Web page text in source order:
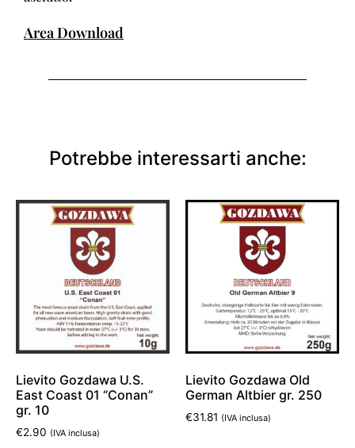
Area Download
Potrebbe interessarti anche:
Lievito Gozdawa U.S.
East Coast 01 “Conan”
gr. 10
€2.90 (IVA inclusa)
Lievito Gozdawa Old
German Altbier gr. 250
€31.81 (IVA inclusa)